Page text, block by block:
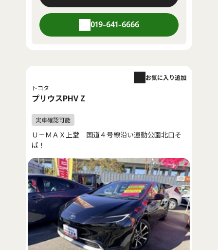
019-641-6666
トヨタ
プリウスPHV Z
お気に入り追加
Ｕ－ＭＡＸ上堂 国道４号線沿い運動公園北口そ
ば！